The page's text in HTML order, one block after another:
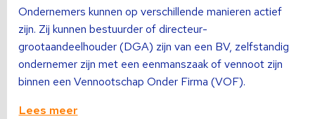
Ondernemers kunnen op verschillende manieren actief
zijn. Zij kunnen bestuurder of directeur-
grootaandeelhouder (DGA) zijn van een BV, zelfstandig
ondernemer zijn met een eenmanszaak of vennoot zijn
binnen een Vennootschap Onder Firma (VOF).
Lees meer